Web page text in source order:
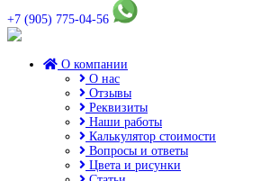
+7 (905) 775-04-56
О компании
О нас
Отзывы
Реквизиты
Наши работы
Калькулятор стоимости
Вопросы и ответы
Цвета и рисунки